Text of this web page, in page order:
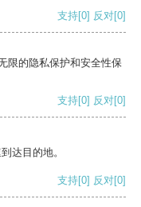
支持[0] 反对[0]
限的隐私保护和安全性保
支持[0] 反对[0]
达目的地。
支持[0] 反对[0]